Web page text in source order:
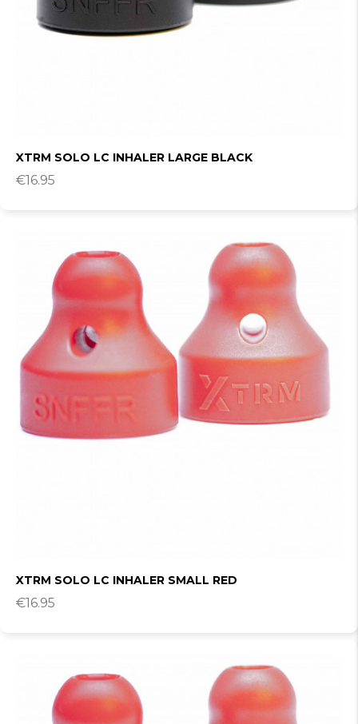
XTRM SOLO LC INHALER LARGE BLACK
€16.95
XTRM SOLO LC INHALER SMALL RED
€16.95